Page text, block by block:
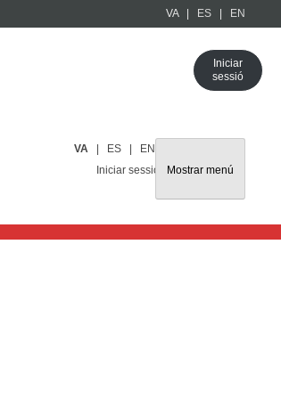
VA ES EN
Iniciar
sessió
VA ES
EN
Iniciar sessió
Mostrar menú